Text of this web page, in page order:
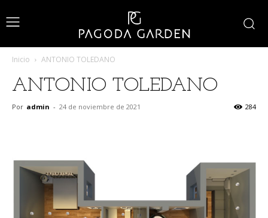
Inicio ANTONIO TOLEDANO
ANTONIO TOLEDANO
Por admin - 24 de noviembre de 2021 284